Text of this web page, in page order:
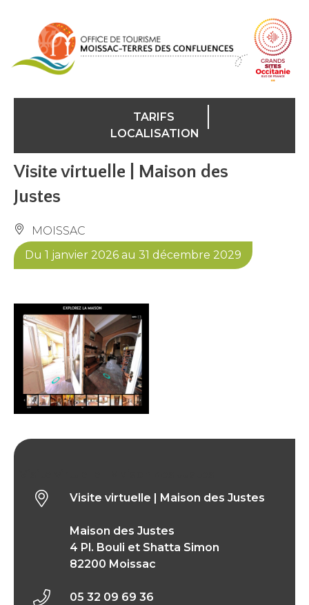
TARIFS
LOCALISATION
Visite virtuelle | Maison des
Justes
MOISSAC
Du 1 janvier 2026 au 31 décembre 2029
Visite virtuelle | Maison des Justes
Maison des Justes
4 Pl. Bouli et Shatta Simon
82200 Moissac
05 32 09 69 36